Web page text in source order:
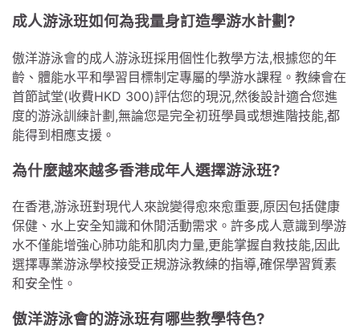
成人游泳班如何為我量身訂造學游水計劃?
傲洋游泳會的成人游泳班採用個性化教學方法,根據您的年
齡、體能水平和學習目標制定專屬的學游水課程。教練會在
首節試堂(收費HKD 300)評估您的現況,然後設計適合您進
度的游泳訓練計劃,無論您是完全初班學員或想進階技能,都
能得到相應支援。
為什麼越來越多香港成年人選擇游泳班?
在香港,游泳班對現代人來說變得愈來愈重要,原因包括健康
保健、水上安全知識和休閒活動需求。許多成人意識到學游
水不僅能增強心肺功能和肌肉力量,更能掌握自救技能,因此
選擇專業游泳學校接受正規游泳教練的指導,確保學習質素
和安全性。
傲洋游泳會的游泳班有哪些教學特色?